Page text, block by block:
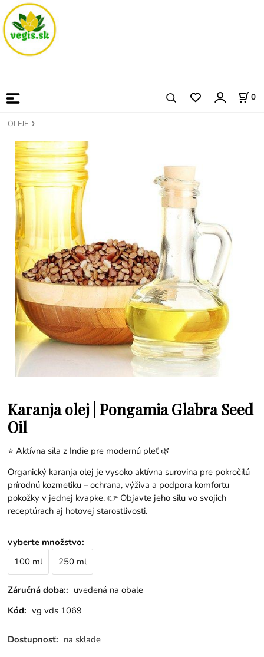
0
OLEJE
Karanja olej | Pongamia Glabra Seed
Oil
⭐ Aktívna sila z Indie pre modernú pleť 🌿
Organický karanja olej je vysoko aktívna surovina pre pokročilú
prírodnú kozmetiku – ochrana, výživa a podpora komfortu
pokožky v jednej kvapke. 👉 Objavte jeho silu vo svojich
receptúrach aj hotovej starostlivosti.
vyberte množstvo:
100 ml
250 ml
Záručná doba:: uvedená na obale
Kód: vg vds 1069
Dostupnosť: na sklade